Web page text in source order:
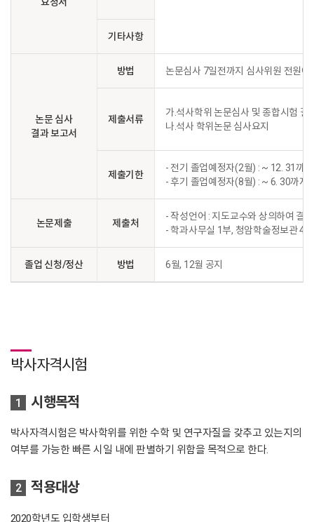
기타사항
논문 심사
결과 보고서
방법 논문심사 7일전까지 심사위원 전원
제출서류
가.석사학위 논문심사 및 종합시험 결
나.석사 학위논문 심사요지
제출기한
- 전기 졸업예정자(2월) : ~ 12. 31까지
- 후기 졸업예정자(8월) : ~ 6. 30까지
논문제출 제출처
- 작성언어 : 지도교수와 상의하여 결정
- 학과사무실 1부, 청암학술정보관 4
졸업 신청/정산 방법 6월, 12월 공지
박사자격시험
1 시행목적
박사자격시험은 박사학위를 위한 수학 및 연구자질을 갖추고 있는지의
여부를 가능한 빠른 시일 내에 판별하기 위함을 목적으로 한다.
2 적용대상
2020학년도 입학생부터